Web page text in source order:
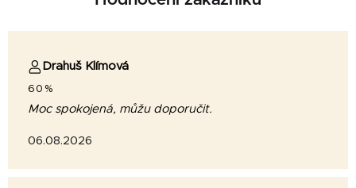
Drahuš Klímová
60%
Moc spokojená, můžu doporučit.
06.08.2026